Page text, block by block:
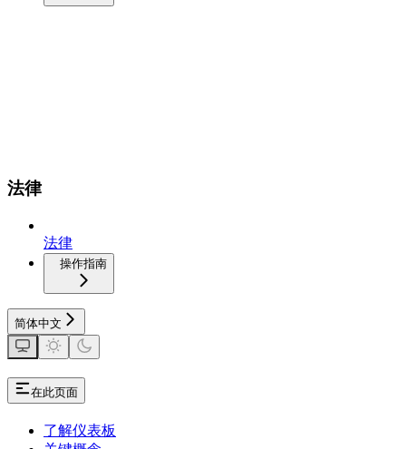
法律
法律
操作指南
简体中文
在此页面
了解仪表板